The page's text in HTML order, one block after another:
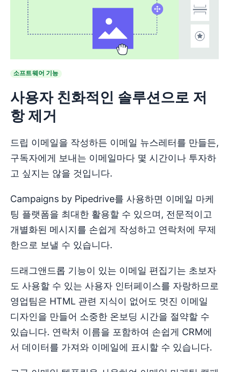
소프트웨어 기능
사용자 친화적인 솔루션으로 저
항 제거
드립 이메일을 작성하든 이메일 뉴스레터를 만들든,
구독자에게 보내는 이메일마다 몇 시간이나 투자하
고 싶지는 않을 것입니다.
Campaigns by Pipedrive를 사용하면 이메일 마케
팅 플랫폼을 최대한 활용할 수 있으며, 전문적이고
개별화된 메시지를 손쉽게 작성하고 연락처에 무제
한으로 보낼 수 있습니다.
드래그앤드롭 기능이 있는 이메일 편집기는 초보자
도 사용할 수 있는 사용자 인터페이스를 자랑하므로
영업팀은 HTML 관련 지식이 없어도 멋진 이메일
디자인을 만들어 소중한 온보딩 시간을 절약할 수
있습니다. 연락처 이름을 포함하여 손쉽게 CRM에
서 데이터를 가져와 이메일에 표시할 수 있습니다.